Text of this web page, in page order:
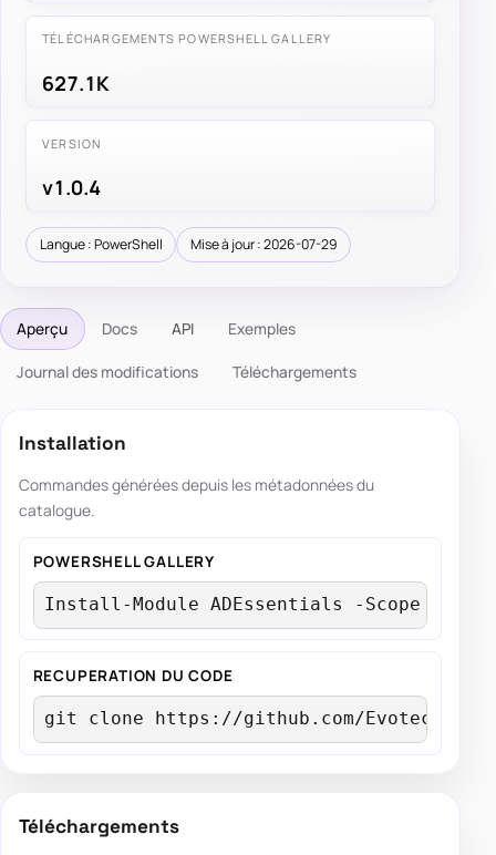
TÉLÉCHARGEMENTS POWERSHELL GALLERY
627.1K
VERSION
v1.0.4
Langue : PowerShell Mise à jour : 2026-07-29
Aperçu Docs API Exemples
Journal des modifications Téléchargements
Installation
Commandes générées depuis les métadonnées du
catalogue.
POWERSHELL GALLERY
Install-Module ADEssentials -Scope
RECUPERATION DU CODE
git clone https://github.com/EvotecIT/
Téléchargements